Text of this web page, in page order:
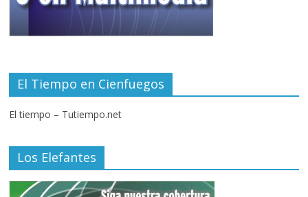
El Tiempo en Cienfuegos
El tiempo – Tutiempo.net
Los Elefantes